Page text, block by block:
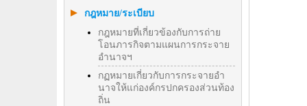
กฎหมาย/ระเบียบ
กฎหมายที่เกี่ยวข้องกับการถ่าย
โอนภารกิจตามแผนการกระจาย
อำนาจฯ
กฏหมายเกี่ยวกับการกระจายอำ
นาจให้แก่องค์กรปกครองส่วนท้อง
ถิ่น